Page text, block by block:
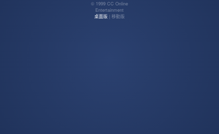
© 1999 CC Online
Entertainment
桌面版 | 移動版